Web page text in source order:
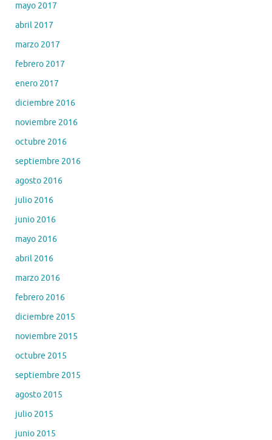
mayo 2017
abril 2017
marzo 2017
febrero 2017
enero 2017
diciembre 2016
noviembre 2016
octubre 2016
septiembre 2016
agosto 2016
julio 2016
junio 2016
mayo 2016
abril 2016
marzo 2016
febrero 2016
diciembre 2015
noviembre 2015
octubre 2015
septiembre 2015
agosto 2015
julio 2015
junio 2015